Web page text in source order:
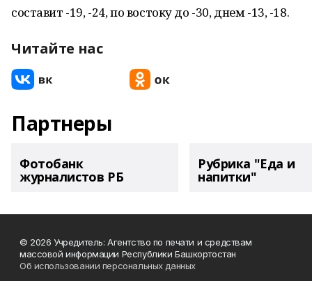
составит -19, -24, по востоку до -30, днем -13, -18.
Читайте нас
Партнеры
Фотобанк
журналистов РБ
Рубрика "Еда и
напитки"
© 2026 Учредитель: Агентство по печати и средствам
массовой информации Республики Башкортостан
Об использовании персональных данных